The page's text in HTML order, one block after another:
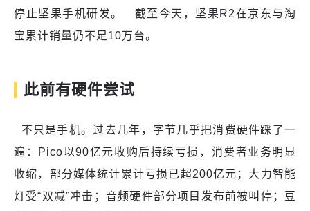
停止坚果手机研发。 截至今天，坚果R2在京东与淘
宝累计销量仍不足10万台。
此前有硬件尝试
不只是手机。过去几年，字节几乎把消费硬件踩了一
遍：Pico以90亿元收购后持续亏损，消费者业务明显
收缩，部分媒体统计累计亏损已超200亿元；大力智能
灯受“双减”冲击；音频硬件部分项目发布前被叫停；豆